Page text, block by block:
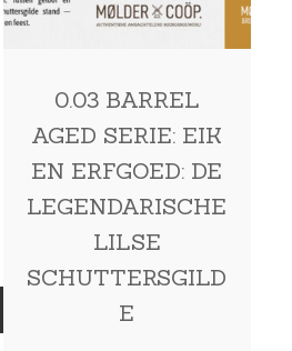
0.03 BARREL
AGED SERIE: EIK
EN ERFGOED: DE
LEGENDARISCHE
LILSE
SCHUTTERSGILD
E